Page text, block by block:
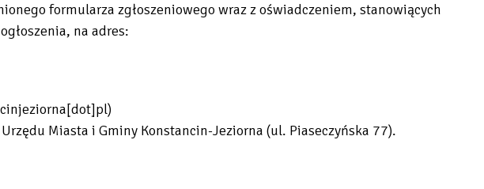
formularza zgłoszeniowego wraz z oświadczeniem, stanowiących
na adres:
Miasta i Gminy Konstancin-Jeziorna (ul. Piaseczyńska 77).